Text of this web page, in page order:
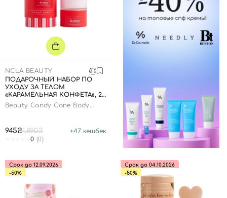
NCLA BEAUTY
ПОДАРОЧНЫЙ НАБОР ПО
УХОДУ ЗА ТЕЛОМ
«КАРАМЕЛЬНАЯ КОНФЕТА», 2
В 1
Beauty Candy Cane Body
945₴1,890₴ +47 кешбек
0 (0)
Срок до 12.09.2026
-50%
Срок до 04.10.2026
-50%